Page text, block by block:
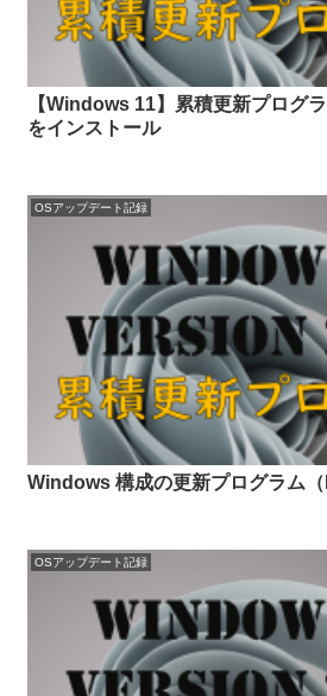
【Windows 11】累積更新プログ
をインストール
OSアップデート記録
Windows 構成の更新プログラム（
OSアップデート記録